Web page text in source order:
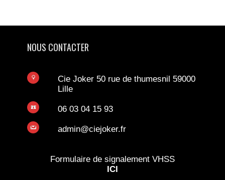
NOUS CONTACTER
Cie Joker 50 rue de thumesnil 59000
Lille
06 03 04 15 93
admin@ciejoker.fr
Formulaire de signalement VHSS
ICI